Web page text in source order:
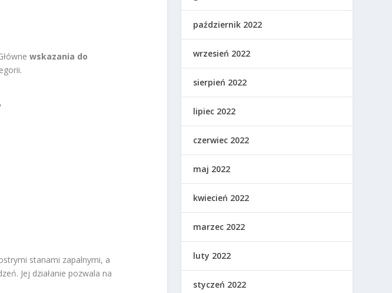
wskazania do
,
stanami zapalnymi, a
Jej działanie pozwala na
październik 2022
wrzesień 2022
sierpień 2022
lipiec 2022
czerwiec 2022
maj 2022
kwiecień 2022
marzec 2022
luty 2022
styczeń 2022